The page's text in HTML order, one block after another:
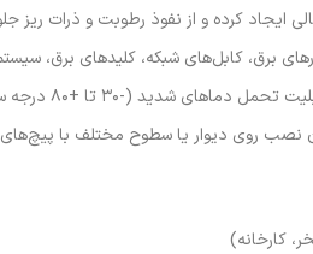
ایجاد کرده و از نفوذ رطوبت و ذرات ریز
برق، کابل‌های شبکه، کلیدهای برق،
نصب روی دیوار یا سطوح مختلف با پیچ‌های
کارخانه)